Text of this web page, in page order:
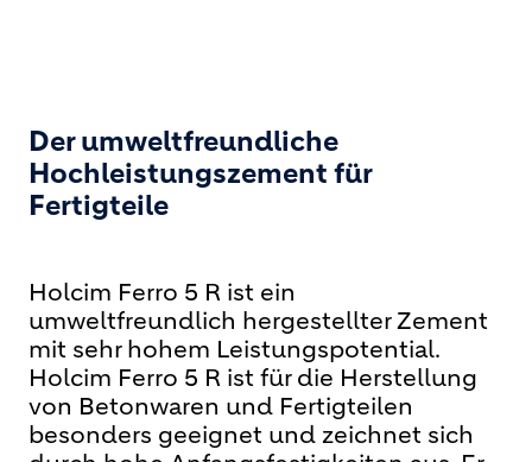
Der umweltfreundliche
Hochleistungszement für
Fertigteile
Holcim Ferro 5 R ist ein
umweltfreundlich hergestellter Zement
mit sehr hohem Leistungspotential.
Holcim Ferro 5 R ist für die Herstellung
von Betonwaren und Fertigteilen
besonders geeignet und zeichnet sich